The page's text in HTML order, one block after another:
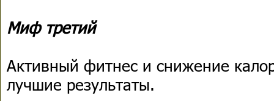
Миф третий
Активный фитнес и снижение
лучшие результаты.